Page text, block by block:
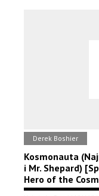
Derek Boshier
Kosmonauta
i Mr. Shepard)
Hero of the